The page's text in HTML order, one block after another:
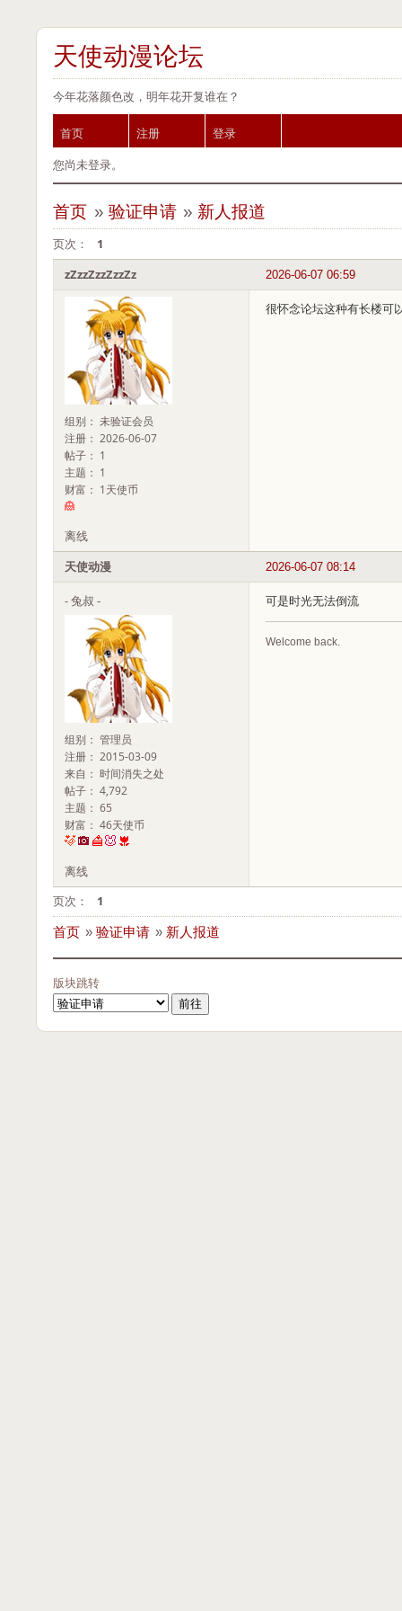
天使动漫论坛
今年花落颜色改，明年花开复谁在？
首页 注册
登录
您尚未登录。
首页 » 验证申请 » 新人报道
页次： 1
2026-06-07 06:59
zZzzZzzZzzZz
组别： 未验证会员
注册： 2026-06-07
帖子： 1
主题： 1
财富： 1天使币
很怀念论坛这种有长楼可
离线
2026-06-07 08:14
天使动漫
- 兔叔 -
组别： 管理员
注册： 2015-03-09
来自： 时间消失之处
帖子： 4,792
主题： 65
财富： 46天使币
可是时光无法倒流
Welcome back.
离线
页次：
1
首页 » 验证申请 » 新人报道
版块跳转